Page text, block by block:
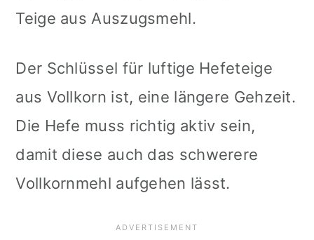
Teige aus Auszugsmehl.
Der Schlüssel für luftige Hefeteige
aus Vollkorn ist, eine längere Gehzeit.
Die Hefe muss richtig aktiv sein,
damit diese auch das schwerere
Vollkornmehl aufgehen lässt.